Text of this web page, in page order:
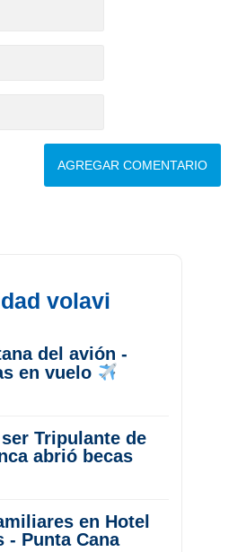
volavi
del avión -
en vuelo
Tripulante de
abrió becas
en Hotel
- Punta Cana